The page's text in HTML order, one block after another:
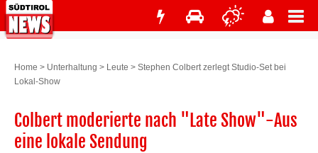
Home > Unterhaltung > Leute > Stephen Colbert zerlegt Studio-Set bei
Lokal-Show
Colbert moderierte nach "Late Show"-Aus
eine lokale Sendung